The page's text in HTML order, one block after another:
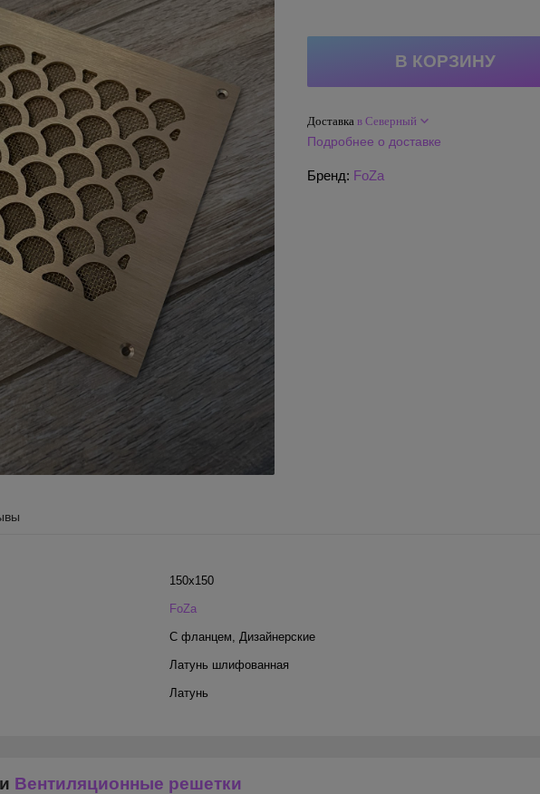
Доставка в Северный
Подробнее о доставке
Бренд: FoZa
150х150
FoZa
С фланцем, Дизайнерские
Латунь шлифованная
Латунь
Вентиляционные решетки